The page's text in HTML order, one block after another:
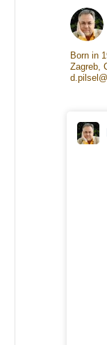
Born in
Zagreb,